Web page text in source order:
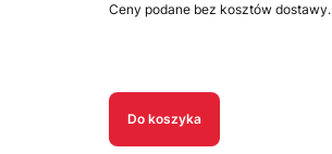
Ceny podane bez kosztów dostawy.
Do koszyka